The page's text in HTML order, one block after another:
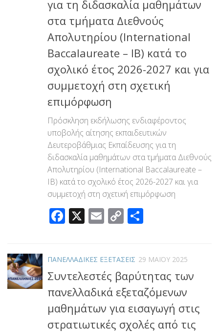
για τη διδασκαλία μαθημάτων
στα τμήματα Διεθνούς
Απολυτηρίου (International
Baccalaureate – IB) κατά το
σχολικό έτος 2026-2027 και για
συμμετοχή στη σχετική
επιμόρφωση
Πρόσκληση εκδήλωσης ενδιαφέροντος
υποβολής αίτησης εκπαιδευτικών
Δευτεροβάθμιας Εκπαίδευσης για τη
διδασκαλία μαθημάτων στα τμήματα Διεθνούς
Απολυτηρίου (International Baccalaureate –
IB) κατά το σχολικό έτος 2026-2027 και για
συμμετοχή στη σχετική επιμόρφωση
Facebook
X Email
Copy
ΠΑΝΕΛΛΑΔΙΚΕΣ ΕΞΕΤΑΣΕΙΣ 29 ΜΑΪ́ΟΥ 2025
Συντελεστές βαρύτητας των
πανελλαδικά εξεταζόμενων
μαθημάτων για εισαγωγή στις
στρατιωτικές σχολές από τις